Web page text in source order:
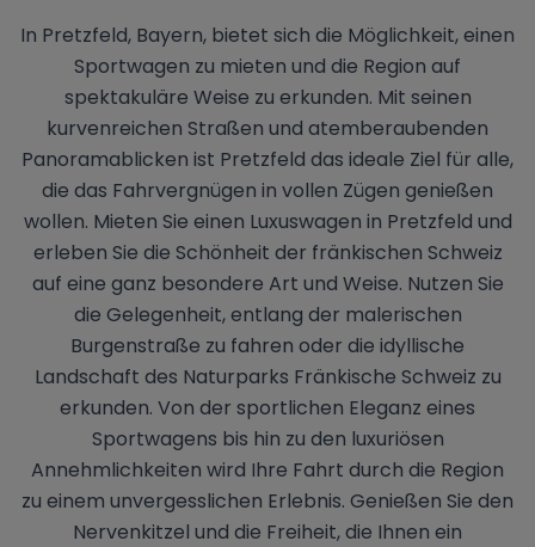
In Pretzfeld, Bayern, bietet sich die Möglichkeit, einen
Sportwagen zu mieten und die Region auf
spektakuläre Weise zu erkunden. Mit seinen
kurvenreichen Straßen und atemberaubenden
Panoramablicken ist Pretzfeld das ideale Ziel für alle,
die das Fahrvergnügen in vollen Zügen genießen
wollen. Mieten Sie einen Luxuswagen in Pretzfeld und
erleben Sie die Schönheit der fränkischen Schweiz
auf eine ganz besondere Art und Weise. Nutzen Sie
die Gelegenheit, entlang der malerischen
Burgenstraße zu fahren oder die idyllische
Landschaft des Naturparks Fränkische Schweiz zu
erkunden. Von der sportlichen Eleganz eines
Sportwagens bis hin zu den luxuriösen
Annehmlichkeiten wird Ihre Fahrt durch die Region
zu einem unvergesslichen Erlebnis. Genießen Sie den
Nervenkitzel und die Freiheit, die Ihnen ein